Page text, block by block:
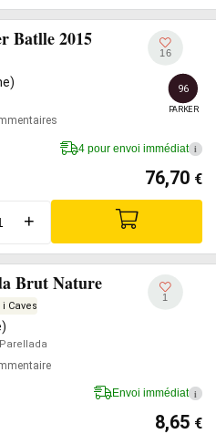
Batlle 2015
16
96
PARKER
4 pour envoi immédiat i
76,70 €
+
Brut Nature
Caves
1
Envoi immédiat i
8,65 €